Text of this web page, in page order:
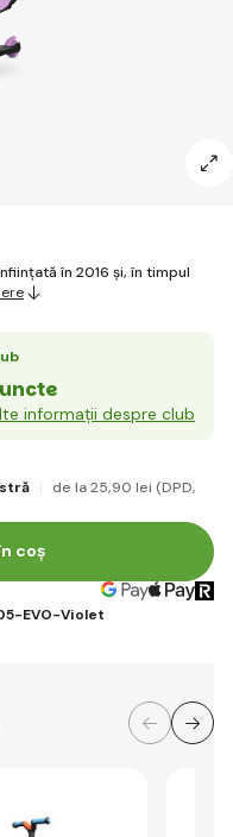
în 2016 și, în timpul
informații despre club
de la 25,90 lei (DPD,
coș
EVO-Violet